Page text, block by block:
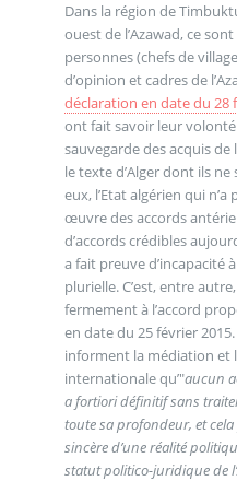
Dans la région de
ouest de l’Azawad, ce
personnes (chefs de
d’opinion et cadres de
déclaration en date du 28
ont fait savoir leur
sauvegarde des acquis
le texte d’Alger dont ils
eux, l’Etat algérien qui
œuvre des accords
d’accords crédibles
a fait preuve d’incapacité
plurielle. C’est, entre
fermement à l’accord
en date du 25 février
informent la médiation et
internationale qu’"aucun
a fortiori définitif sans
toute sa profondeur, et cela
sincère d’une réalité
statut politico-juridique de